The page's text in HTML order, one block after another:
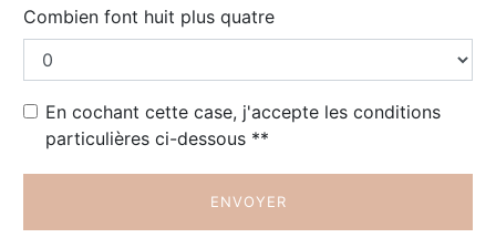
Combien font huit plus quatre
En cochant cette case, j'accepte les conditions
particulières ci-dessous **
ENVOYER